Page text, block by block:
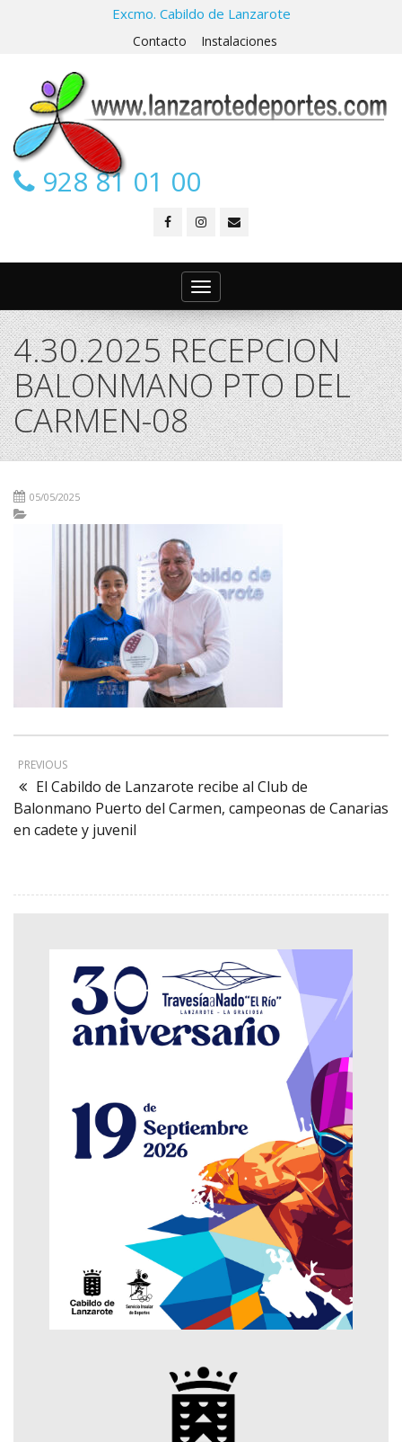
Excmo. Cabildo de Lanzarote
Contacto Instalaciones
928 81 01 00
Toggle
navigation
4.30.2025 RECEPCION
BALONMANO PTO DEL
CARMEN-08
05/05/2025
PREVIOUS
El Cabildo de Lanzarote recibe al Club de
Balonmano Puerto del Carmen, campeonas de Canarias
en cadete y juvenil